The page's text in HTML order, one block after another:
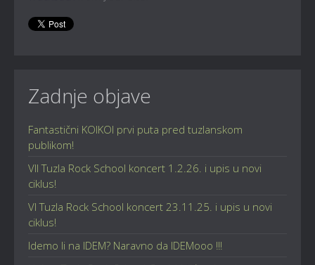
Zadnje objave
Fantastični KOIKOI prvi puta pred tuzlanskom
publikom!
VII Tuzla Rock School koncert 1.2.26. i upis u novi
ciklus!
VI Tuzla Rock School koncert 23.11.25. i upis u novi
ciklus!
Idemo li na IDEM? Naravno da IDEMooo !!!